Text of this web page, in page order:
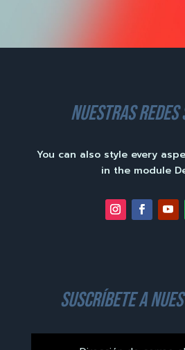
nuestras redes
You can also style every
in the module
suscríbete a